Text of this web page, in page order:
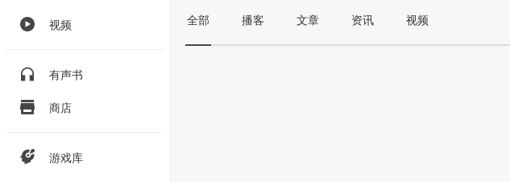
视频
有声书
商店
游戏库
全部 播客 文章 资讯 视频